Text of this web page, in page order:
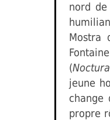
nord
Mostra
(
jeune
change
propre